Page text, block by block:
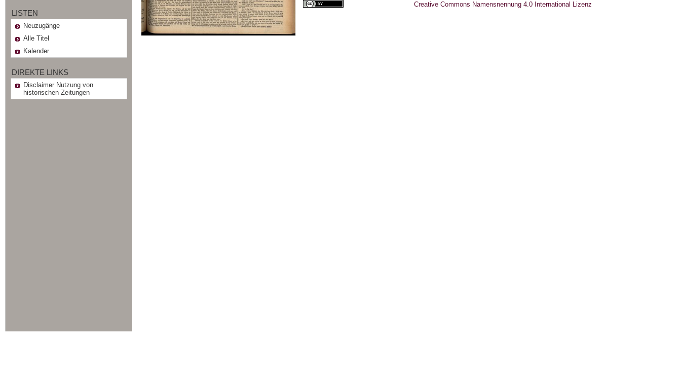
LISTEN
Neuzugänge
Alle Titel
Kalender
DIREKTE LINKS
Disclaimer Nutzung von
historischen Zeitungen
Creative Commons Namensnennung 4.0 International Lizenz